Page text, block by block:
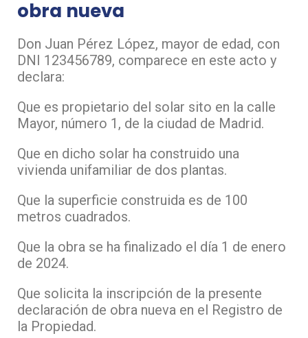
obra nueva
Don Juan Pérez López, mayor de edad, con
DNI 123456789, comparece en este acto y
declara:
Que es propietario del solar sito en la calle
Mayor, número 1, de la ciudad de Madrid.
Que en dicho solar ha construido una
vivienda unifamiliar de dos plantas.
Que la superficie construida es de 100
metros cuadrados.
Que la obra se ha finalizado el día 1 de enero
de 2024.
Que solicita la inscripción de la presente
declaración de obra nueva en el Registro de
la Propiedad.